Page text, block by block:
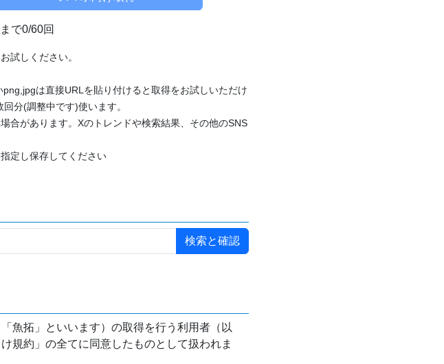
で0/60回
試しください。
は直接URLを貼り付けると取得をお試しいただけ
分(調整中です)使います。
合があります。Xのトレンドや検索結果、その他のSNS
定し保存してください
魚拓」といいます）の取得を行う利用者（以
規約」の全てに同意したものとして扱われま